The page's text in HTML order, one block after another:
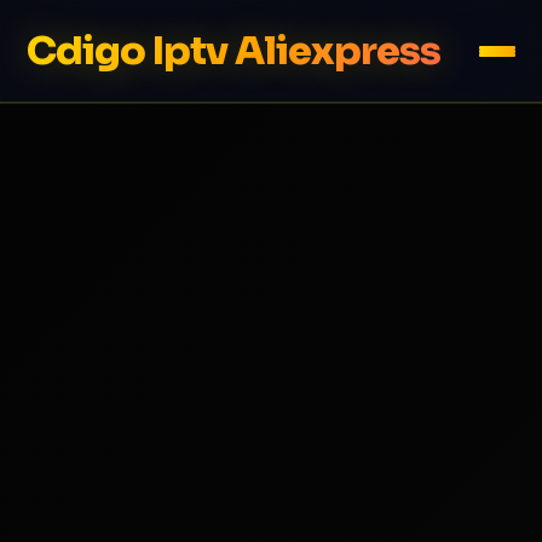
Cdigo Iptv Aliexpress